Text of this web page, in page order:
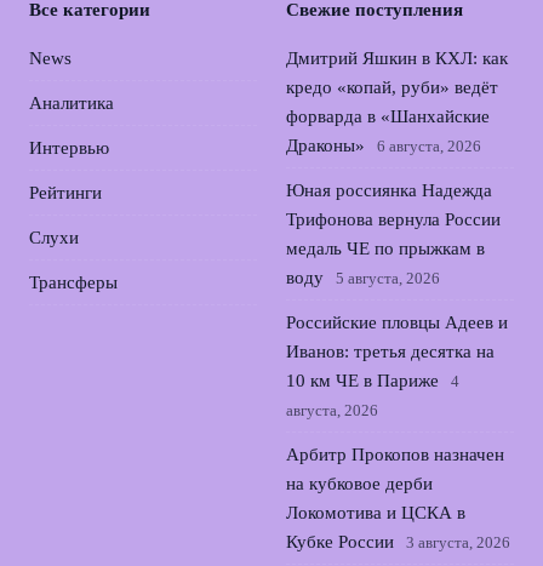
Все категории
News
Аналитика
Интервью
Рейтинги
Слухи
Трансферы
Свежие поступления
Дмитрий Яшкин в КХЛ: как
кредо «копай, руби» ведёт
форварда в «Шанхайские
Драконы»
6 августа, 2026
Юная россиянка Надежда
Трифонова вернула России
медаль ЧЕ по прыжкам в
воду
5 августа, 2026
Российские пловцы Адеев и
Иванов: третья десятка на
10 км ЧЕ в Париже
4
августа, 2026
Арбитр Прокопов назначен
на кубковое дерби
Локомотива и ЦСКА в
Кубке России
3 августа, 2026